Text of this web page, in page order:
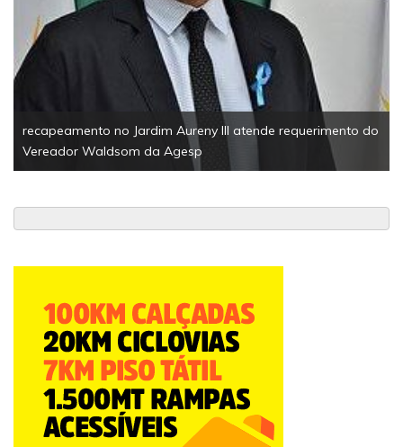
recapeamento no Jardim Aureny III atende requerimento do
Vereador Waldsom da Agesp